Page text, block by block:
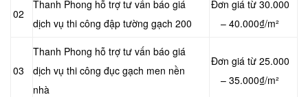
02
Thanh Phong hỗ trợ tư vấn báo giá
dịch vụ thi công đập tường gạch 200
Đơn giá từ 30.000
– 40.000₫/m²
03
Thanh Phong hỗ trợ tư vấn báo giá
dịch vụ thi công đục gạch men nền
nhà
Đơn giá từ 25.000
– 35.000₫/m²